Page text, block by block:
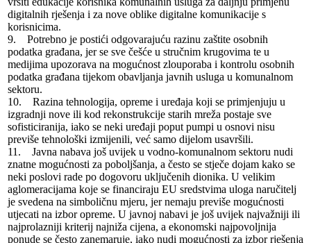
digitalnih rješenja i za nove oblike digitalne komunikacije s
korisnicima.
9. Potrebno je postići odgovarajuću razinu zaštite osobnih
podatka građana, jer se sve češće u stručnim krugovima te u
medijima upozorava na mogućnost zlouporaba i kontrolu osobnih
podatka građana tijekom obavljanja javnih usluga u komunalnom
sektoru.
10. Razina tehnologija, opreme i uređaja koji se primjenjuju u
izgradnji nove ili kod rekonstrukcije starih mreža postaje sve
sofisticiranija, iako se neki uređaji poput pumpi u osnovi nisu
previše tehnološki izmijenili, već samo dijelom usavršili.
11. Javna nabava još uvijek u vodno-komunalnom sektoru nudi
znatne mogućnosti za poboljšanja, a često se stječe dojam kako se
neki poslovi rade po dogovoru uključenih dionika. U velikim
aglomeracijama koje se financiraju EU sredstvima uloga naručitelj
je svedena na simboličnu mjeru, jer nemaju previše mogućnosti
utjecati na izbor opreme. U javnoj nabavi je još uvijek najvažniji ili
najprolazniji kriterij najniža cijena, a ekonomski najpovoljnija
ponude se često zanemaruje, iako nudi mogućnosti za izbor rješenja